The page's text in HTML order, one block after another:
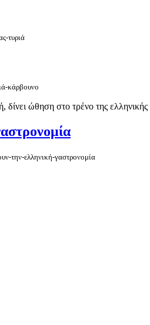
τυριά
κάρβουνο
δίνει ώθηση στο τρένο της
την-ελληνική-γαστρονομία